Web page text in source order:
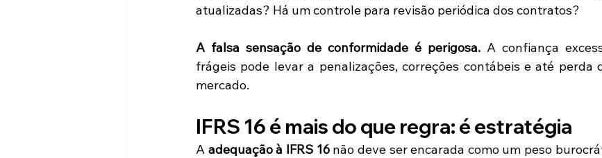
atualizadas? Há um controle para revisão periódica dos contratos?
A falsa sensação de conformidade é perigosa. A confiança
frágeis pode levar a penalizações, correções contábeis e até perda
mercado.
IFRS 16 é mais do que regra: é estratégia
A adequação à IFRS 16 não deve ser encarada como um peso